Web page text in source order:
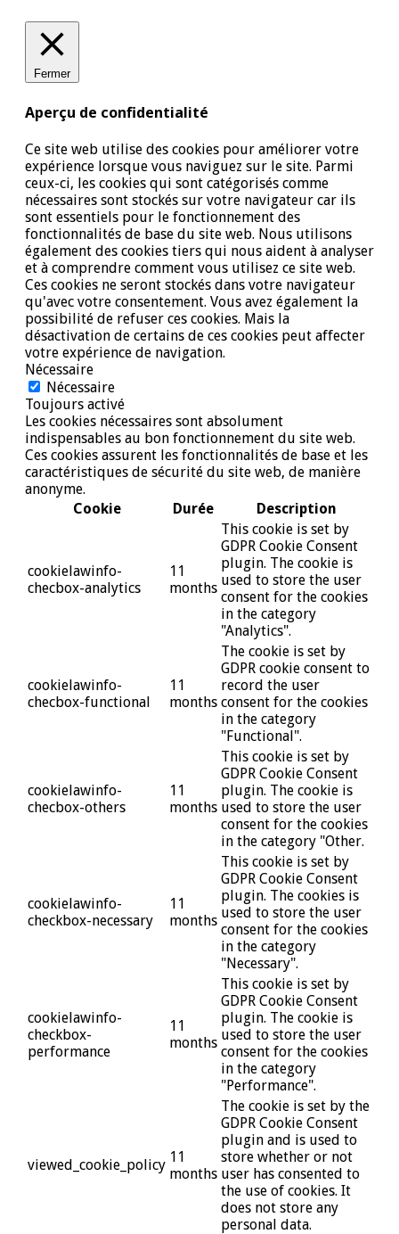
Fermer
Aperçu de confidentialité
Ce site web utilise des cookies pour améliorer votre
expérience lorsque vous naviguez sur le site. Parmi
ceux-ci, les cookies qui sont catégorisés comme
nécessaires sont stockés sur votre navigateur car ils
sont essentiels pour le fonctionnement des
fonctionnalités de base du site web. Nous utilisons
également des cookies tiers qui nous aident à analyser
et à comprendre comment vous utilisez ce site web.
Ces cookies ne seront stockés dans votre navigateur
qu'avec votre consentement. Vous avez également la
possibilité de refuser ces cookies. Mais la
désactivation de certains de ces cookies peut affecter
votre expérience de navigation.
Nécessaire
Nécessaire
Toujours activé
Les cookies nécessaires sont absolument
indispensables au bon fonctionnement du site web.
Ces cookies assurent les fonctionnalités de base et les
caractéristiques de sécurité du site web, de manière
anonyme.
Cookie
Durée Description
cookielawinfo-
checbox-analytics
11
months
This cookie is set by
GDPR Cookie Consent
plugin. The cookie is
used to store the user
consent for the cookies
in the category
"Analytics".
cookielawinfo-
checbox-functional
11
months
The cookie is set by
GDPR cookie consent to
record the user
consent for the cookies
in the category
"Functional".
cookielawinfo-
checbox-others
11
months
This cookie is set by
GDPR Cookie Consent
plugin. The cookie is
used to store the user
consent for the cookies
in the category "Other.
cookielawinfo-
checkbox-necessary
11
months
This cookie is set by
GDPR Cookie Consent
plugin. The cookies is
used to store the user
consent for the cookies
in the category
"Necessary".
cookielawinfo-
checkbox-
performance
11
months
This cookie is set by
GDPR Cookie Consent
plugin. The cookie is
used to store the user
consent for the cookies
in the category
"Performance".
viewed_cookie_policy 11
months
The cookie is set by the
GDPR Cookie Consent
plugin and is used to
store whether or not
user has consented to
the use of cookies. It
does not store any
personal data.